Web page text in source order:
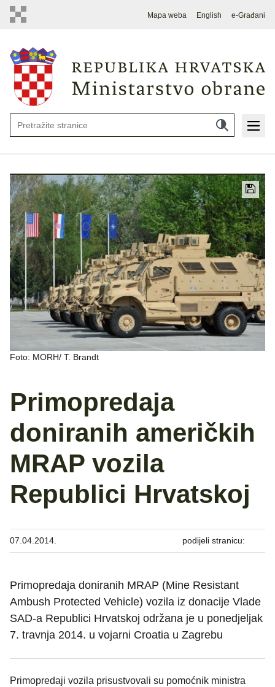
Mapa weba English e-Građani
Foto: MORH/ T. Brandt
Primopredaja
doniranih američkih
MRAP vozila
Republici Hrvatskoj
07.04.2014. podijeli stranicu:
Primopredaja doniranih MRAP (Mine Resistant
Ambush Protected Vehicle) vozila iz donacije Vlade
SAD-a Republici Hrvatskoj održana je u ponedjeljak
7. travnja 2014. u vojarni Croatia u Zagrebu
Primopredaji vozila prisustvovali su pomoćnik ministra